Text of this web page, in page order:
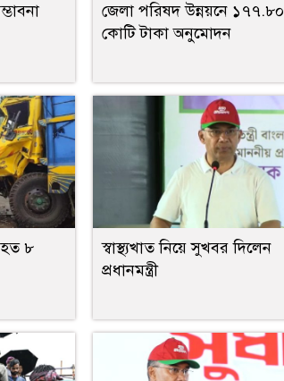
জেলা পরিষদ উন্নয়নে ১৭৭.৮০
কোটি টাকা অনুমোদন
৮
স্বাস্থ্যখাত নিয়ে সুখবর দিলেন
প্রধানমন্ত্রী